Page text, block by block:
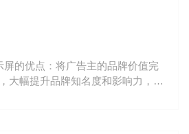
大幅提升品牌知名度和影响力，适